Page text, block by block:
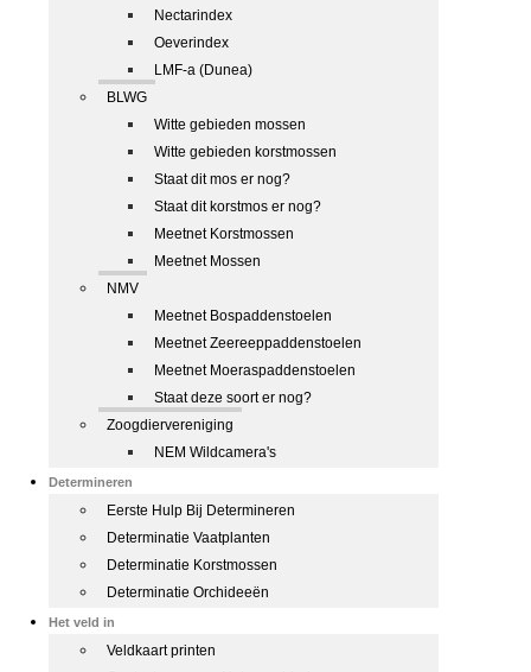
Nectarindex
Oeverindex
LMF-a (Dunea)
BLWG
Witte gebieden mossen
Witte gebieden korstmossen
Staat dit mos er nog?
Staat dit korstmos er nog?
Meetnet Korstmossen
Meetnet Mossen
NMV
Meetnet Bospaddenstoelen
Meetnet Zeereeppaddenstoelen
Meetnet Moeraspaddenstoelen
Staat deze soort er nog?
Zoogdiervereniging
NEM Wildcamera's
Determineren
Eerste Hulp Bij Determineren
Determinatie Vaatplanten
Determinatie Korstmossen
Determinatie Orchideeën
Het veld in
Veldkaart printen